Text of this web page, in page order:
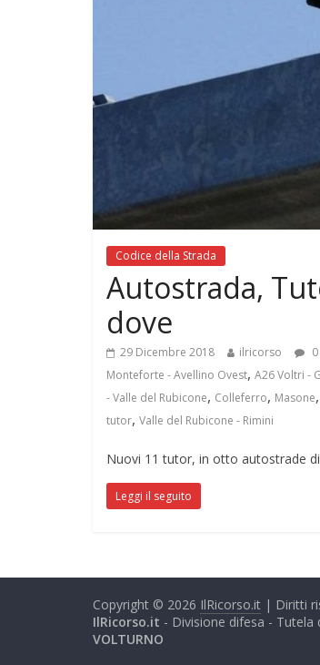
Codice della Strada
Autostrada,
dove
29 Dicembre 2018 ilricorso
Monteforte - Avellino Ovest, A26 Voltri -
- Valle del Rubicone, Colleferro, Masone,
tutor, Valle del Rubicone - Rimini
Nuovi 11 tutor, in otto autostrade
Leggi il seguito
Copyright © 2026 IlRicorso.it | Diritti
IlRicorso.it - Divisione difesa -
VOLTURNO